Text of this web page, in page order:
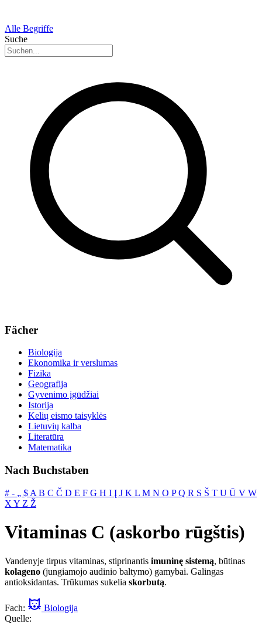
Alle Begriffe
Suche
Fächer
Biologija
Ekonomika ir verslumas
Fizika
Geografija
Gyvenimo įgūdžiai
Istorija
Kelių eismo taisyklės
Lietuvių kalba
Literatūra
Matematika
Nach Buchstaben
# ‐ „ $ A B C Č D E F G H I Į J K L M N O PQ R S Š T U Ū V W
X Y Z Ž
Vitaminas C (askorbo rūgštis)
Vandenyje tirpus vitaminas, stiprinantis imuninę sistemą, būtinas
kolageno (jungiamojo audinio baltymo) gamybai. Galingas
antioksidantas. Trūkumas sukelia skorbutą.
Fach:
Biologija
Quelle: